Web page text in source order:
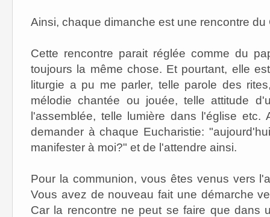
Ainsi, chaque dimanche est une rencontre du
Cette rencontre parait réglée comme du
toujours la même chose. Et pourtant, elle
liturgie a pu me parler, telle parole des
mélodie chantée ou jouée, telle attitude
l'assemblée, telle lumière dans l'église
demander à chaque Eucharistie:
manifester à moi?" et de l'attendre ainsi.
Pour la communion, vous êtes venus vers
Vous avez de nouveau fait une démarche
Car la rencontre ne peut se faire que dans